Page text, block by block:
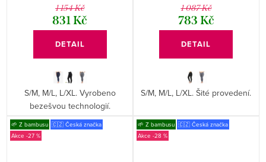
1 154 Kč
831 Kč
DETAIL
S/M, M/L, L/XL. Vyrobeno
bezešvou technologií.
1 087 Kč
783 Kč
DETAIL
S/M, M/L, L/XL. Šité provedení.
🌱 Z bambusu 🇨🇿 Česká značka
-27 %
🌱 Z bambusu 🇨🇿 Česká značka
-28 %